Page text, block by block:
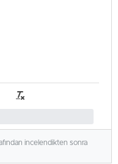
incelendikten sonra